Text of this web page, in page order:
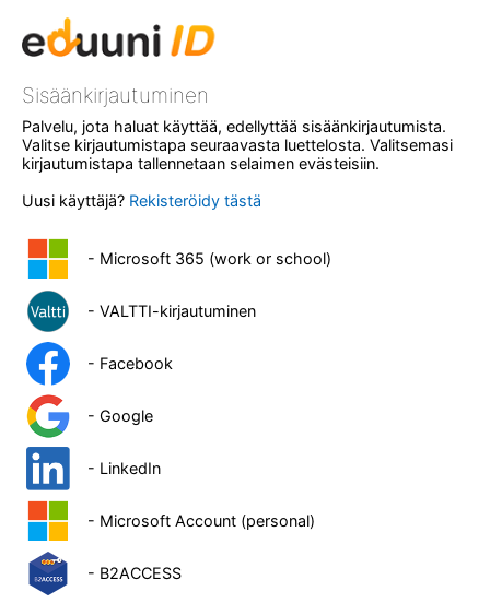
Sisäänkirjautuminen
Palvelu, jota haluat käyttää, edellyttää sisäänkirjautumista.
Valitse kirjautumistapa seuraavasta luettelosta. Valitsemasi
kirjautumistapa tallennetaan selaimen evästeisiin.
Uusi käyttäjä? Rekisteröidy tästä
- Microsoft 365 (work or school)
- VALTTI-kirjautuminen
- Facebook
- Google
- LinkedIn
- Microsoft Account (personal)
- B2ACCESS